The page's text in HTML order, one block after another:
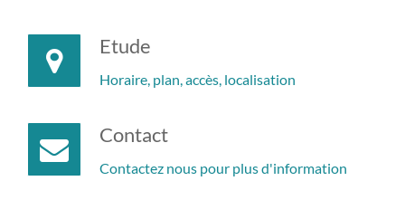
Etude
Horaire, plan, accès, localisation
Contact
Contactez nous pour plus d'information